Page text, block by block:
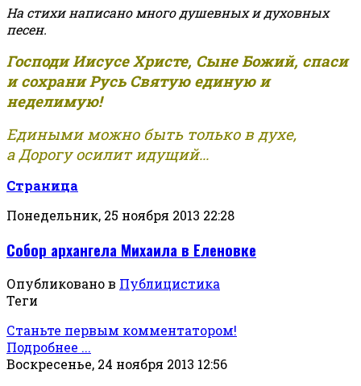
На стихи написано много душевных и духовных
песен.
Господи Иисусе Христе, Сыне Божий, спаси
и сохрани Русь Святую единую и
неделимую!
Едиными можно быть только в духе,
а Дорогу осилит идущий...
Страница
Понедельник, 25 ноября 2013 22:28
Собор архангела Михаила в Еленовке
Опубликовано в Публицистика
Теги
Станьте первым комментатором!
Подробнее ...
Воскресенье, 24 ноября 2013 12:56